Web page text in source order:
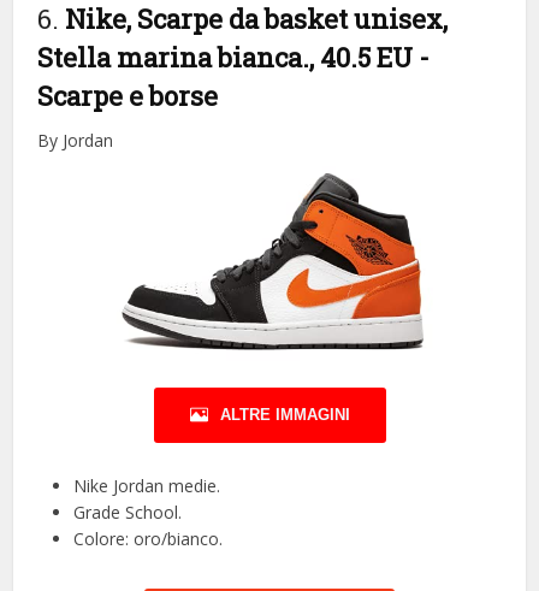
6. Nike, Scarpe da basket unisex,
Stella marina bianca., 40.5 EU -
Scarpe e borse
By Jordan
ALTRE IMMAGINI
Nike Jordan medie.
Grade School.
Colore: oro/bianco.